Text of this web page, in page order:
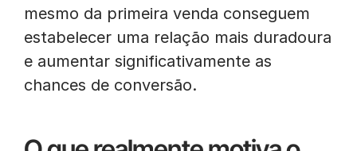
mesmo da primeira venda conseguem
estabelecer uma relação mais duradoura
e aumentar significativamente as
chances de conversão.